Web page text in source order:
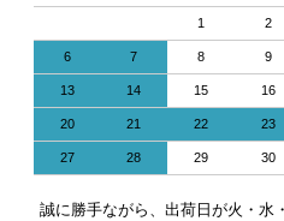
1 2
6 7 8 9
13 14 15 16
20 21 22 23
27 28 29 30
誠に勝手ながら、出荷日が火・